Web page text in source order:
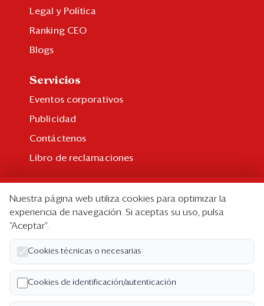
Legal y Política
Ranking CEO
Blogs
Servicios
Eventos corporativos
Publicidad
Contáctenos
Libro de reclamaciones
Suscripción individual
Paquetes corporativos
Edición Impresa
Nosotros
Quiénes somos
Nuestra página web utiliza cookies para optimizar la
experiencia de navegación. Si aceptas su uso, pulsa
“Aceptar”.
Cookies técnicas o necesarias
Cookies de identificación/autenticación